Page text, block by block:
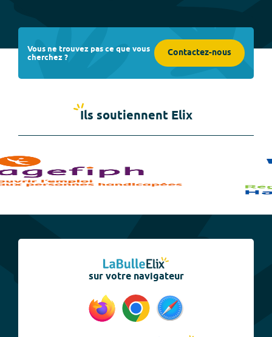
Vous ne trouvez pas ce que vous
cherchez ? Contactez-nous
Ils soutiennent Elix
sur votre navigateur